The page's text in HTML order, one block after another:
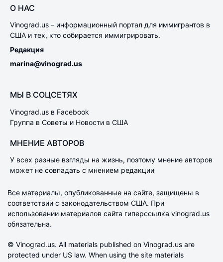
О НАС
Vinograd.us – информационный портал для иммигрантов в
США и тех, кто собирается иммигрировать.
Редакция
marina@vinograd.us
МЫ В СОЦСЕТЯХ
Vinograd.us в Facebook
Группа в Советы и Новости в США
МНЕНИЕ АВТОРОВ
У всех разные взгляды на жизнь, поэтому мнение авторов
может не совпадать с мнением редакции
Все материалы, опубликованные на сайте, защищены в
соответствии с законодательством США. При
использовании материалов сайта гиперссылка vinograd.us
обязательна.
© Vinograd.us. All materials published on Vinograd.us are
protected under US law. When using the site materials